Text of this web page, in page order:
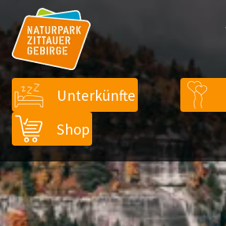
Unterkünfte
Shop